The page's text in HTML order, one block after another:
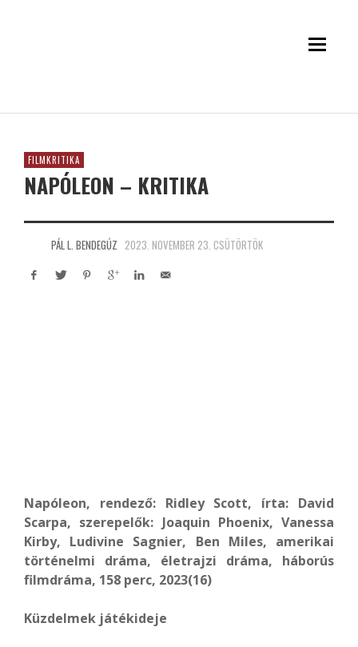
FILMKRITIKA
NAPÓLEON – KRITIKA
PÁL L. BENDEGÚZ 2023. NOVEMBER 23. CSÜTÖRTÖK
Napóleon, rendező: Ridley Scott, írta: David
Scarpa, szerepelők: Joaquin Phoenix, Vanessa
Kirby, Ludivine Sagnier, Ben Miles, amerikai
történelmi dráma, életrajzi dráma, háborús
filmdráma, 158 perc, 2023(16)
Küzdelmek játékideje